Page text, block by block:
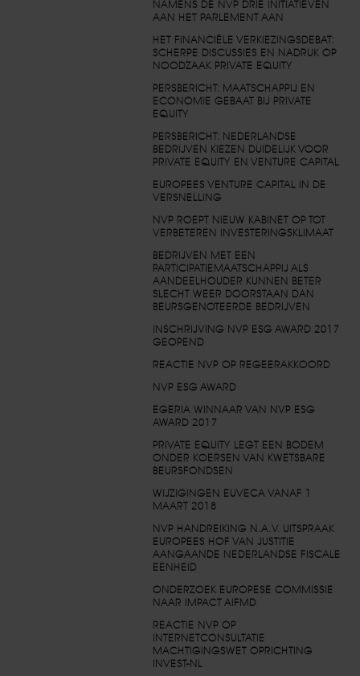
NAMENS DE NVP DRIE INITIATIEVEN
AAN HET PARLEMENT AAN
HET FINANCIËLE VERKIEZINGSDEBAT:
SCHERPE DISCUSSIES EN NADRUK OP
NOODZAAK PRIVATE EQUITY
PERSBERICHT: MAATSCHAPPIJ EN
ECONOMIE GEBAAT BIJ PRIVATE
EQUITY
PERSBERICHT: NEDERLANDSE
BEDRIJVEN KIEZEN DUIDELIJK VOOR
PRIVATE EQUITY EN VENTURE CAPITAL
EUROPEES VENTURE CAPITAL IN DE
VERSNELLING
NVP ROEPT NIEUW KABINET OP TOT
VERBETEREN INVESTERINGSKLIMAAT
BEDRIJVEN MET EEN
PARTICIPATIEMAATSCHAPPIJ ALS
AANDEELHOUDER KUNNEN BETER
SLECHT WEER DOORSTAAN DAN
BEURSGENOTEERDE BEDRIJVEN
INSCHRIJVING NVP ESG AWARD 2017
GEOPEND
REACTIE NVP OP REGEERAKKOORD
NVP ESG AWARD
EGERIA WINNAAR VAN NVP ESG
AWARD 2017
PRIVATE EQUITY LEGT EEN BODEM
ONDER KOERSEN VAN KWETSBARE
BEURSFONDSEN
WIJZIGINGEN EUVECA VANAF 1
MAART 2018
NVP HANDREIKING N.A.V. UITSPRAAK
EUROPEES HOF VAN JUSTITIE
AANGAANDE NEDERLANDSE FISCALE
EENHEID
ONDERZOEK EUROPESE COMMISSIE
NAAR IMPACT AIFMD
REACTIE NVP OP
INTERNETCONSULTATIE
MACHTIGINGSWET OPRICHTING
INVEST-NL